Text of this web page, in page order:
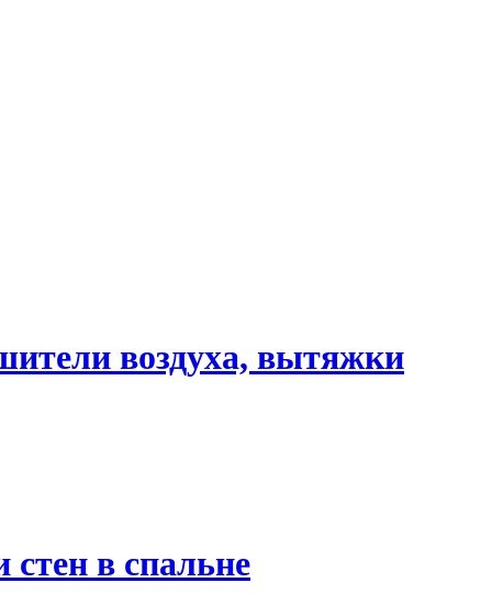
воздуха, вытяжки
в спальне